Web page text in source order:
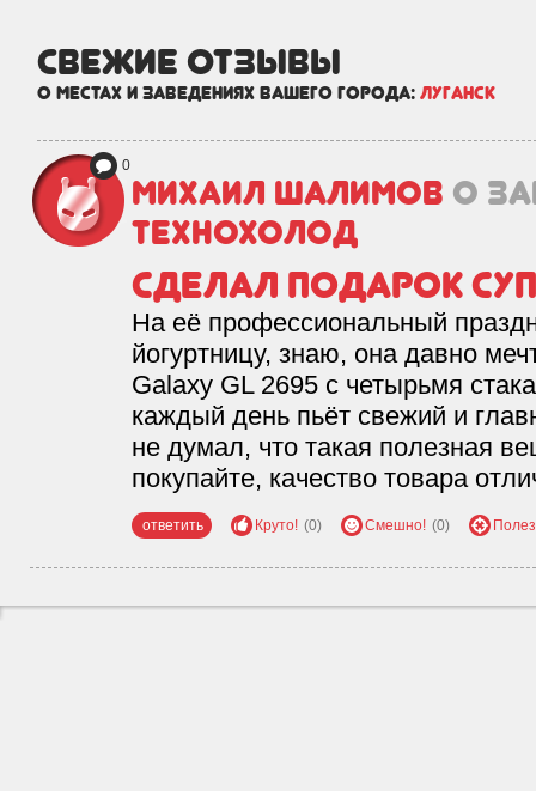
свежие отзывы
о местах и заведениях вашего города: Луганск
0
Михаил Шалимов о
Технохолод
Сделал подарок
На её профессиональный
йогуртницу, знаю, она давно
Galaxy GL 2695 с четырьмя
каждый день пьёт свежий и
не думал, что такая полезная
покупайте, качество товара
ответить Круто! (0) Смешно! (0)